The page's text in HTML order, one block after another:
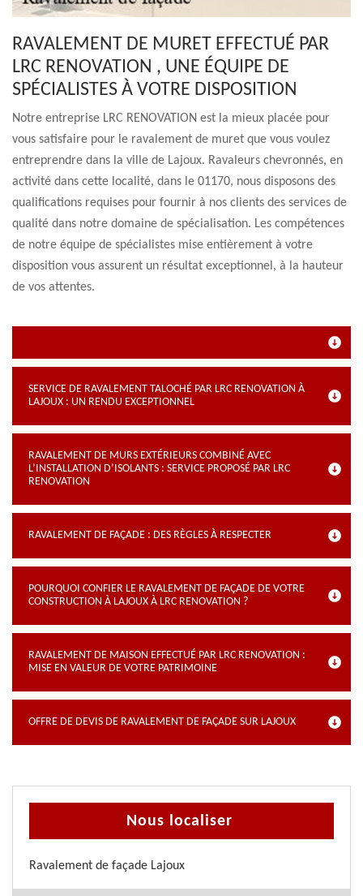
RAVALEMENT DE MURET EFFECTUÉ PAR
LRC RENOVATION , UNE ÉQUIPE DE
SPÉCIALISTES À VOTRE DISPOSITION
Notre entreprise LRC RENOVATION est la mieux placée pour
vous satisfaire pour le ravalement de muret que vous voulez
entreprendre dans la ville de Lajoux. Ravaleurs chevronnés, en
activité dans cette localité, dans le 01170, nous disposons des
qualifications requises pour fournir à nos clients des services de
qualité dans notre domaine de spécialisation. Les compétences
de notre équipe de spécialistes mise entièrement à votre
disposition vous assurent un résultat exceptionnel, à la hauteur
de vos attentes.
SERVICE DE RAVALEMENT TALOCHÉ PAR LRC RENOVATION À
LAJOUX : UN RENDU EXCEPTIONNEL
RAVALEMENT DE MURS EXTÉRIEURS COMBINÉ AVEC
L’INSTALLATION D’ISOLANTS : SERVICE PROPOSÉ PAR LRC
RENOVATION
RAVALEMENT DE FAÇADE : DES RÈGLES À RESPECTER
POURQUOI CONFIER LE RAVALEMENT DE FAÇADE DE VOTRE
CONSTRUCTION À LAJOUX À LRC RENOVATION ?
RAVALEMENT DE MAISON EFFECTUÉ PAR LRC RENOVATION :
MISE EN VALEUR DE VOTRE PATRIMOINE
OFFRE DE DEVIS DE RAVALEMENT DE FAÇADE SUR LAJOUX
Nous localiser
Ravalement de façade Lajoux